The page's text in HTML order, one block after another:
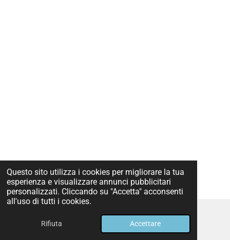
Questo sito utilizza i cookies per migliorare la tua
esperienza e visualizzare annunci pubblicitari
personalizzati. Cliccando su "Accetta" acconsenti
all'uso di tutti i cookies.
Rifiuta Accettare